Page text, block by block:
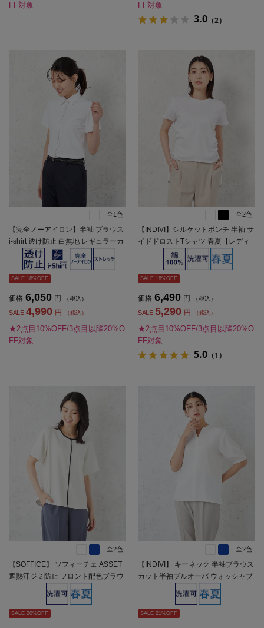
FF対象
FF対象
3.0 （2）
全1色
【完全ノーアイロン】半袖 ブラウス
i-shirt 透け防止 白無地 レギュラーカ
ラー アイシャツ 春夏【レディース】
SALE 18%OFF
価格 6,050 円 （税込）
SALE 4,990 円 （税込）
★2点目10%OFF/3点目以降20%O
FF対象
全2色
【INDIVI】シルケットポンチ 半袖 サ
イドドロストTシャツ 春夏【レディ
SALE 18%OFF
価格 6,490 円 （税込）
SALE 5,290 円 （税込）
★2点目10%OFF/3点目以降20%O
FF対象
5.0 （1）
全2色
【SOFFICE】 ソフィーチェ ASSET
遮熱汗ジミ防止 フロント配色ブラウ
ス カットソー 半袖プルオーバー 吸
汗速乾 UVカット 遮熱 春夏【レディ
ース】
SALE 20%OFF
全2色
【INDIVI】 キーネック 半袖ブラウス
カット半袖プルオーバ ウォッシャブ
ル 春夏【レディース】
SALE 21%OFF